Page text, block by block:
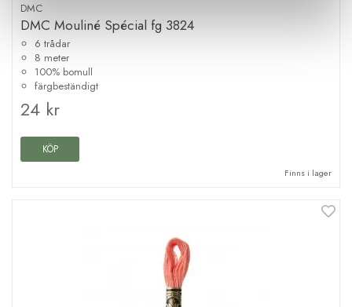
DMC
DMC Mouliné Spécial fg 3824
6 trådar
8 meter
100% bomull
färgbeständigt
24 kr
KÖP
Finns i lager